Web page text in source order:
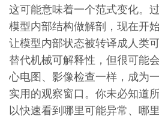
这可能意味着一个范式变化。
模型内部结构做解剖，现在开
让模型内部状态被转译成人类
替代机械可解释性，但很可能
心电图、影像检查一样，成为
实用的观察窗口。你未必知道
以快速看到哪里可能异常、哪